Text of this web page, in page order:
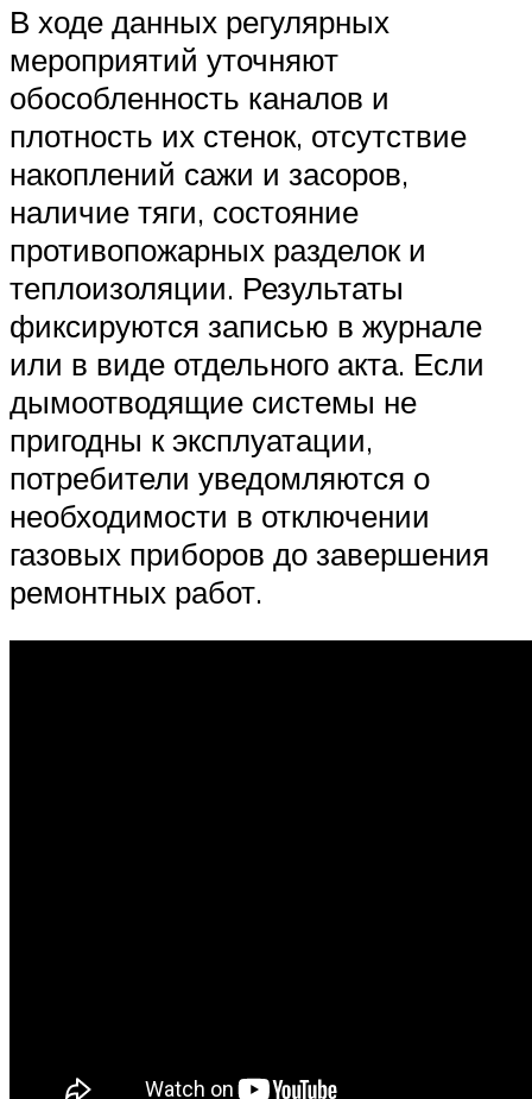
В ходе данных регулярных
мероприятий уточняют
обособленность каналов и
плотность их стенок, отсутствие
накоплений сажи и засоров,
наличие тяги, состояние
противопожарных разделок и
теплоизоляции. Результаты
фиксируются записью в журнале
или в виде отдельного акта. Если
дымоотводящие системы не
пригодны к эксплуатации,
потребители уведомляются о
необходимости в отключении
газовых приборов до завершения
ремонтных работ.